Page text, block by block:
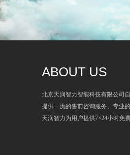
ABOUT US
北京天润智力智能科技有限公司
提供一流的售前咨询服务、专业
天润智力为用户提供7×24小时免